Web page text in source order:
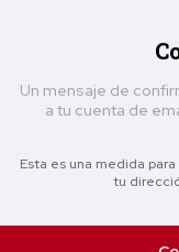
Un mensaje de
a tu cuenta de
Esta es una medida
tu